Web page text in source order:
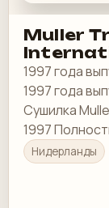
Muller
1997 года
1997 года
Сушилка
1997
1500 мм.
Нидерланды